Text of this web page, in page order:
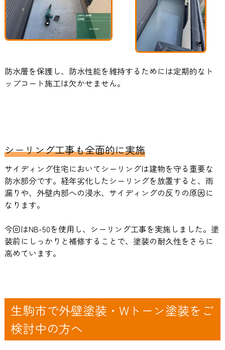
防水層を保護し、防水性能を維持するためには定期的なト
ップコート施工は欠かせません。
シーリング工事も全面的に実施
サイディング住宅においてシーリングは建物を守る重要な
防水部分です。経年劣化したシーリングを放置すると、雨
漏りや、外壁内部への浸水、サイディングの反りの原因に
なります。
今回はNB-50を使用し、シーリング工事を実施しました。塗
装前にしっかりと補修することで、塗装の耐久性をさらに
高めています。
生駒市で外壁塗装・Wトーン塗装をご
検討中の方へ